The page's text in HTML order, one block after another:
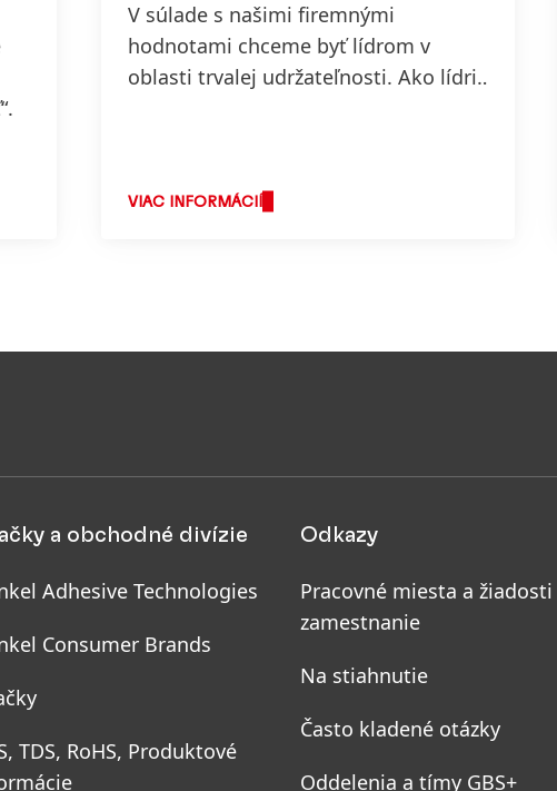
V súlade s našimi firemnými
hodnotami chceme byť lídrom v
oblasti trvalej udržateľnosti. Ako lídri
pristupovať k ďalšiemu posilňovaniu
VIAC INFORMÁCIÍ
a obchodné divízie
Adhesive Technologies
Consumer Brands
TDS, RoHS, Produktové
Odkazy
Pracovné miesta a žiadosti
zamestnanie
Na stiahnutie
Často kladené otázky
Oddelenia a tímy GBS+